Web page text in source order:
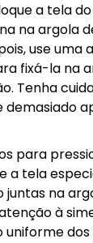
a tela
na argola
use uma
fixá-la na
Tenha
demasiado
para
a tela
juntas na
à
dos